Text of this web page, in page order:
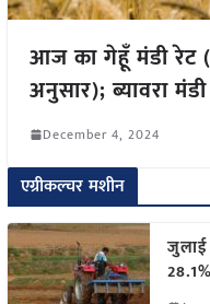
आज का गेहूँ मंडी रेट
अनुसार); ब्यावरा
December 4, 2024
एग्रीकल्चर मशीन
जुलाई